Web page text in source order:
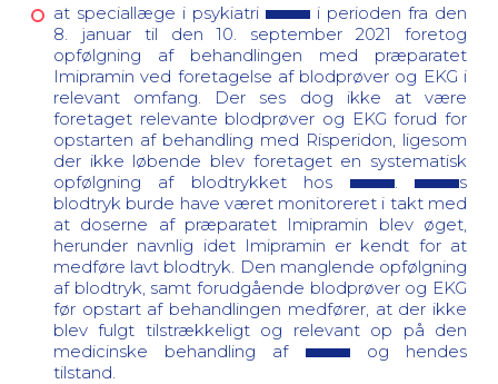
at speciallæge i psykiatri
i perioden fra den
8. januar til den 10. september 2021 foretog
opfølgning af behandlingen med præparatet
Imipramin ved foretagelse af blodprøver og EKG i
relevant omfang. Der ses dog ikke at være
foretaget relevante blodprøver og EKG forud for
opstarten af behandling med Risperidon, ligesom
der ikke løbende blev foretaget en systematisk
opfølgning af blodtrykket hos
.
s
blodtryk burde have været monitoreret i takt med
at doserne af præparatet Imipramin blev øget,
herunder navnlig idet Imipramin er kendt for at
medføre lavt blodtryk. Den manglende opfølgning
af blodtryk, samt forudgående blodprøver og EKG
før opstart af behandlingen medfører, at der ikke
blev fulgt tilstrækkeligt og relevant op på den
medicinske behandling af
og hendes
tilstand.